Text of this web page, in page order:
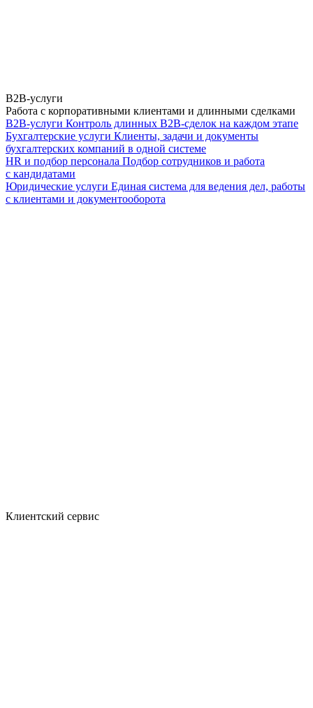
B2B-услуги
Работа с корпоративными клиентами и длинными сделками
B2B-услуги Контроль длинных B2B-сделок на каждом этапе
Бухгалтерские услуги Клиенты, задачи и документы
бухгалтерских компаний в одной системе
HR и подбор персонала Подбор сотрудников и работа
с кандидатами
Юридические услуги Единая система для ведения дел, работы
с клиентами и документооборота
Клиентский сервис